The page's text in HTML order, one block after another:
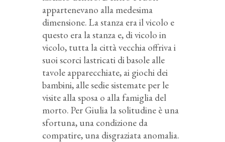
appartenevano alla medesima
dimensione. La stanza era il vicolo e
questo era la stanza e, di vicolo in
vicolo, tutta la città vecchia offriva i
suoi scorci lastricati di basole alle
tavole apparecchiate, ai giochi dei
bambini, alle sedie sistemate per le
visite alla sposa o alla famiglia del
morto. Per Giulia la solitudine è una
sfortuna, una condizione da
compatire, una disgraziata anomalia.